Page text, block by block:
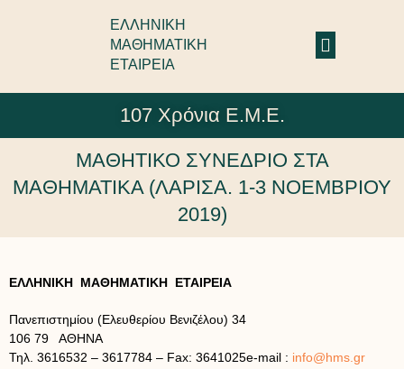
ΕΛΛΗΝΙΚΗ
ΜΑΘΗΜΑΤΙΚΗ
ΕΤΑΙΡΕΙΑ
107 Χρόνια Ε.Μ.Ε.
ΜΑΘΗΤΙΚΟ ΣΥΝΕΔΡΙΟ ΣΤΑ
ΜΑΘΗΜΑΤΙΚΑ (ΛΑΡΙΣΑ. 1-3 ΝΟΕΜΒΡΙΟΥ
2019)
ΕΛΛΗΝΙΚΗ ΜΑΘΗΜΑΤΙΚΗ ΕΤΑΙΡΕΙΑ
Πανεπιστημίου (Ελευθερίου Βενιζέλου) 34
106 79 ΑΘΗΝΑ
Τηλ. 3616532 – 3617784 – Fax: 3641025e-mail : info@hms.gr